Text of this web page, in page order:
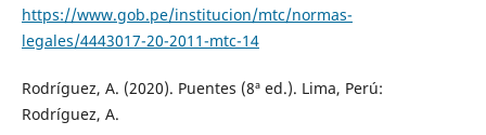
https://www.gob.pe/institucion/mtc/normas-
legales/4443017-20-2011-mtc-14
Rodríguez, A. (2020). Puentes (8ª ed.). Lima, Perú:
Rodríguez, A.